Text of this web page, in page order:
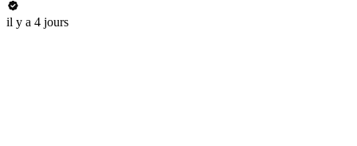
il y a 4 jours